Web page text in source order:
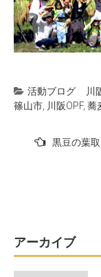
活動ブログ 川
篠山市 川阪OPF, 蕎
ー
シ
黒豆の葉
アーカイブ